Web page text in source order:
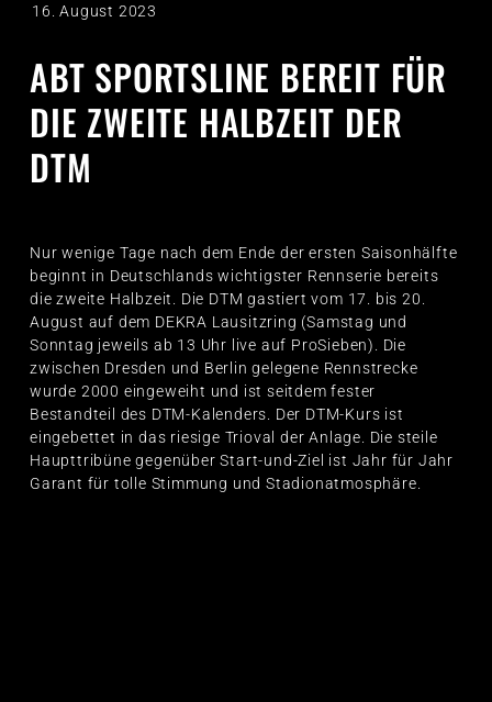
16. August 2023
ABT SPORTSLINE BEREIT FÜR
DIE ZWEITE HALBZEIT DER
DTM
Nur wenige Tage nach dem Ende der ersten Saisonhälfte
beginnt in Deutschlands wichtigster Rennserie bereits
die zweite Halbzeit. Die DTM gastiert vom 17. bis 20.
August auf dem DEKRA Lausitzring (Samstag und
Sonntag jeweils ab 13 Uhr live auf ProSieben). Die
zwischen Dresden und Berlin gelegene Rennstrecke
wurde 2000 eingeweiht und ist seitdem fester
Bestandteil des DTM-Kalenders. Der DTM-Kurs ist
eingebettet in das riesige Trioval der Anlage. Die steile
Haupttribüne gegenüber Start-und-Ziel ist Jahr für Jahr
Garant für tolle Stimmung und Stadionatmosphäre.